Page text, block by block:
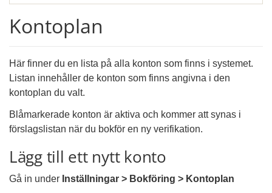
Kontoplan
Här finner du en lista på alla konton som finns i systemet.
Listan innehåller de konton som finns angivna i den
kontoplan du valt.
Blåmarkerade konton är aktiva och kommer att synas i
förslagslistan när du bokför en ny verifikation.
Lägg till ett nytt konto
Gå in under Inställningar > Bokföring > Kontoplan